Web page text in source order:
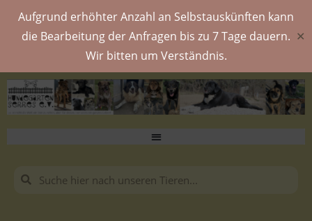
Aufgrund erhöhter Anzahl an Selbstauskünften kann
die Bearbeitung der Anfragen bis zu 7 Tage dauern.
Wir bitten um Verständnis.
✕